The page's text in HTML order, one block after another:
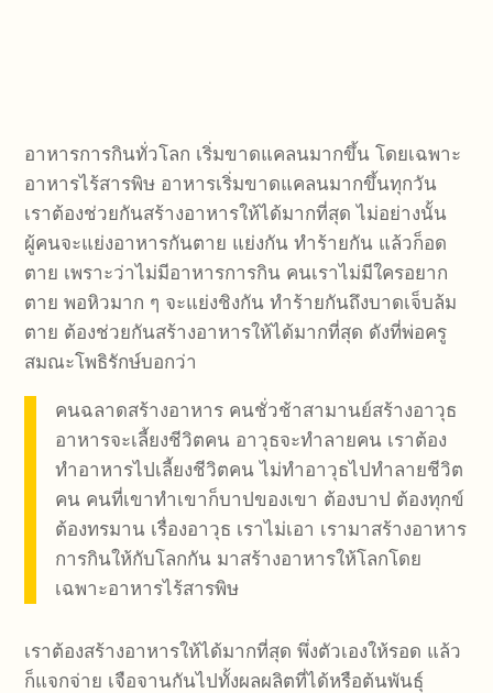
อาหารการกินทั่วโลก เริ่มขาดแคลนมากขึ้น โดยเฉพาะ
อาหารไร้สารพิษ อาหารเริ่มขาดแคลนมากขึ้นทุกวัน
เราต้องช่วยกันสร้างอาหารให้ได้มากที่สุด ไม่อย่างนั้น
ผู้คนจะแย่งอาหารกันตาย แย่งกัน ทำร้ายกัน แล้วก็อด
ตาย เพราะว่าไม่มีอาหารการกิน คนเราไม่มีใครอยาก
ตาย พอหิวมาก ๆ จะแย่งชิงกัน ทำร้ายกันถึงบาดเจ็บล้ม
ตาย ต้องช่วยกันสร้างอาหารให้ได้มากที่สุด ดังที่พ่อครู
สมณะโพธิรักษ์บอกว่า
คนฉลาดสร้างอาหาร คนชั่วช้าสามานย์สร้างอาวุธ
อาหารจะเลี้ยงชีวิตคน อาวุธจะทำลายคน เราต้อง
ทำอาหารไปเลี้ยงชีวิตคน ไม่ทำอาวุธไปทำลายชีวิต
คน คนที่เขาทำเขาก็บาปของเขา ต้องบาป ต้องทุกข์
ต้องทรมาน เรื่องอาวุธ เราไม่เอา เรามาสร้างอาหาร
การกินให้กับโลกกัน มาสร้างอาหารให้โลกโดย
เฉพาะอาหารไร้สารพิษ
เราต้องสร้างอาหารให้ได้มากที่สุด พึ่งตัวเองให้รอด แล้ว
ก็แจกจ่าย เจือจานกันไปทั้งผลผลิตที่ได้หรือต้นพันธุ์